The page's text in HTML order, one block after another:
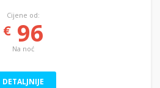
Cijene od:
€96
Na noć
DETALJNIJE